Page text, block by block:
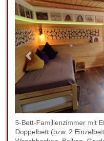
5-Bett-Familienzimmer mit
Doppelbett (bzw. 2